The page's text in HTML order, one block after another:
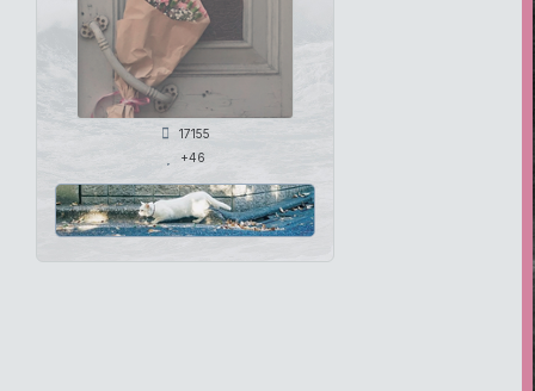
17155
+46